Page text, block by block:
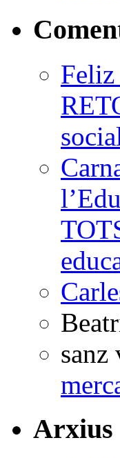
sanz
Arxius